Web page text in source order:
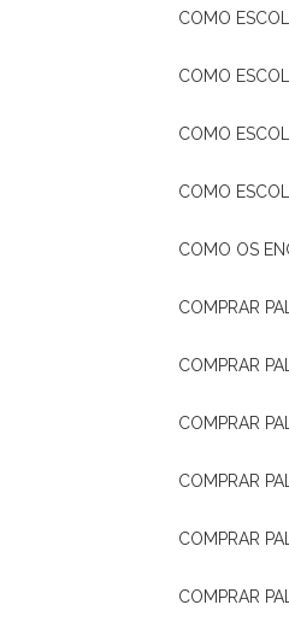
COMO
COMO
COMO
COMO
COMO OS
COMPRAR
COMPRAR
COMPRAR
COMPRAR
COMPRAR
COMPRAR